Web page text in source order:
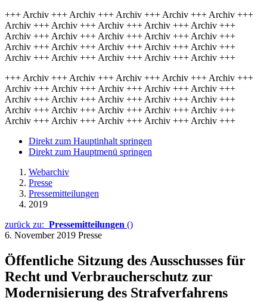
+++ Archiv +++ Archiv +++ Archiv +++ Archiv +++ Archiv +++
Archiv +++ Archiv +++ Archiv +++ Archiv +++ Archiv +++
Archiv +++ Archiv +++ Archiv +++ Archiv +++ Archiv +++
Archiv +++ Archiv +++ Archiv +++ Archiv +++ Archiv +++
Archiv +++ Archiv +++ Archiv +++ Archiv +++ Archiv +++
+++ Archiv +++ Archiv +++ Archiv +++ Archiv +++ Archiv +++
Archiv +++ Archiv +++ Archiv +++ Archiv +++ Archiv +++
Archiv +++ Archiv +++ Archiv +++ Archiv +++ Archiv +++
Archiv +++ Archiv +++ Archiv +++ Archiv +++ Archiv +++
Archiv +++ Archiv +++ Archiv +++ Archiv +++ Archiv +++
Direkt zum Hauptinhalt springen
Direkt zum Hauptmenü springen
Webarchiv
Presse
Pressemitteilungen
2019
zurück zu: Pressemitteilungen ()
6. November 2019 Presse
Öffentliche Sitzung des Ausschusses für
Recht und Verbraucherschutz zur
Modernisierung des Strafverfahrens